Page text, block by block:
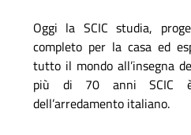
Oggi la SCIC studia,
completo per la casa ed
tutto il mondo all’insegna
più di 70 anni SCIC
dell’arredamento italiano.